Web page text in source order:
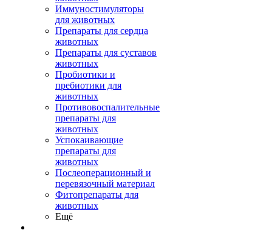
Иммуностимуляторы
для животных
Препараты для сердца
животных
Препараты для суставов
животных
Пробиотики и
пребиотики для
животных
Противовоспалительные
препараты для
животных
Успокаивающие
препараты для
животных
Послеоперационный и
перевязочный материал
Фитопрепараты для
животных
Ещё